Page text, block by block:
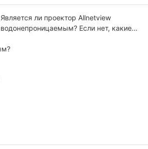
Является ли проектор Allnetview
водонепроницаемым? Если нет, какие
следует принимать пользователям во